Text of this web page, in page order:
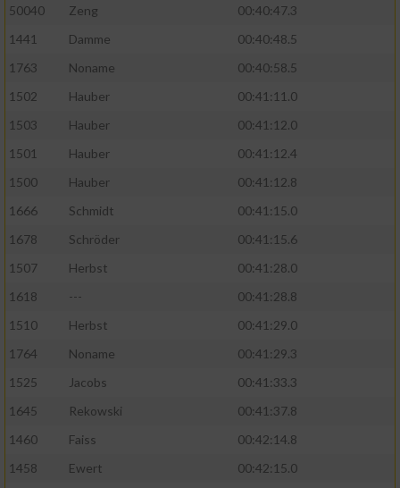
50040
Zeng
00:40:47.3
1441
Damme
00:40:48.5
1763
Noname
00:40:58.5
1502
Hauber
00:41:11.0
1503
Hauber
00:41:12.0
1501
Hauber
00:41:12.4
1500
Hauber
00:41:12.8
1666
Schmidt
00:41:15.0
1678
Schröder
00:41:15.6
1507
Herbst
00:41:28.0
1618
---
00:41:28.8
1510
Herbst
00:41:29.0
1764
Noname
00:41:29.3
1525
Jacobs
00:41:33.3
1645
Rekowski
00:41:37.8
1460
Faiss
00:42:14.8
1458
Ewert
00:42:15.0